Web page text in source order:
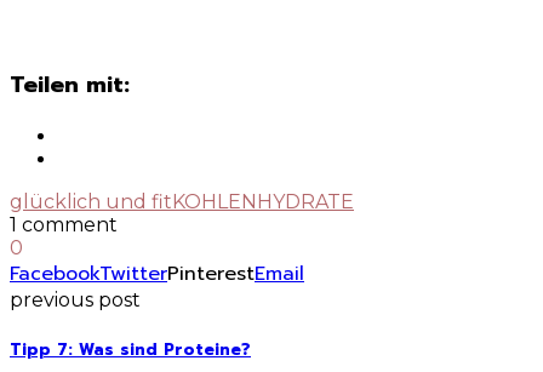
Teilen mit:
glücklich und fitKOHLENHYDRATE
1 comment
0
FacebookTwitterPinterestEmail
previous post
Tipp 7: Was sind Proteine?